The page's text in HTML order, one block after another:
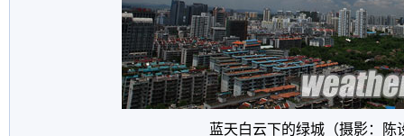
蓝天白云下的绿城（摄影：陈